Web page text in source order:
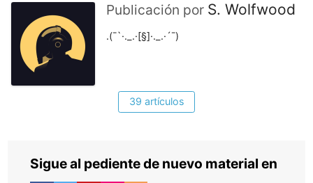
Publicación por S. Wolfwood
.(¯`·._.·[§]·._.·´¯)
39 artículos
Sigue al pediente de nuevo material en